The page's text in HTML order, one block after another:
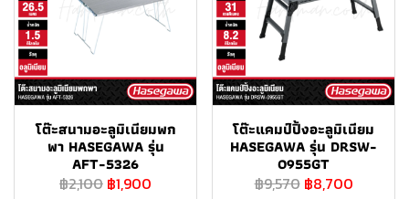
โต๊ะสนามอะลูมิเนียมพก
พา HASEGAWA รุ่น
AFT-5326
฿2,100 ฿1,900
โต๊ะแคมป์ปิ้งอะลูมิเนียม
HASEGAWA รุ่น DRSW-
0955GT
฿9,570 ฿8,700